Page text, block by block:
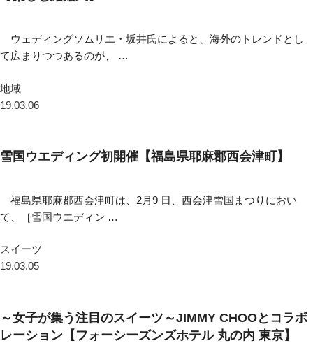
ウェディングソムリエ・坂井氏によると、海外のトレンドとし
て広まりつつあるのが、 …
地域
19.03.06
雪国ウエディング初開催【福島県耶麻郡西会津町】
福島県耶麻郡西会津町は、2月9 日、西会津雪国まつりにおい
て、［雪国ウエディン …
スイーツ
19.03.05
～女子が集う注目のスイーツ～JIMMY CHOOとコラボ
レーション【フォーシーズンズホテル 丸の内 東京】